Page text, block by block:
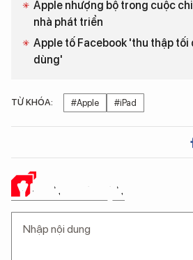
Apple nhượng bộ trong cuộc
nhà phát triển
Apple tố Facebook 'thu thập tối
dùng'
TỪ KHÓA: #Apple #iPad
Ý KIẾN CỦA BẠN